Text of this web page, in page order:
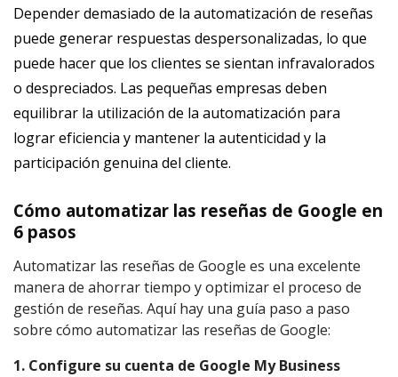
Depender demasiado de la automatización de reseñas
puede generar respuestas despersonalizadas, lo que
puede hacer que los clientes se sientan infravalorados
o despreciados. Las pequeñas empresas deben
equilibrar la utilización de la automatización para
lograr eficiencia y mantener la autenticidad y la
participación genuina del cliente.
Cómo automatizar las reseñas de Google en
6 pasos
Automatizar las reseñas de Google es una excelente
manera de ahorrar tiempo y optimizar el proceso de
gestión de reseñas. Aquí hay una guía paso a paso
sobre cómo automatizar las reseñas de Google:
1. Configure su cuenta de Google My Business